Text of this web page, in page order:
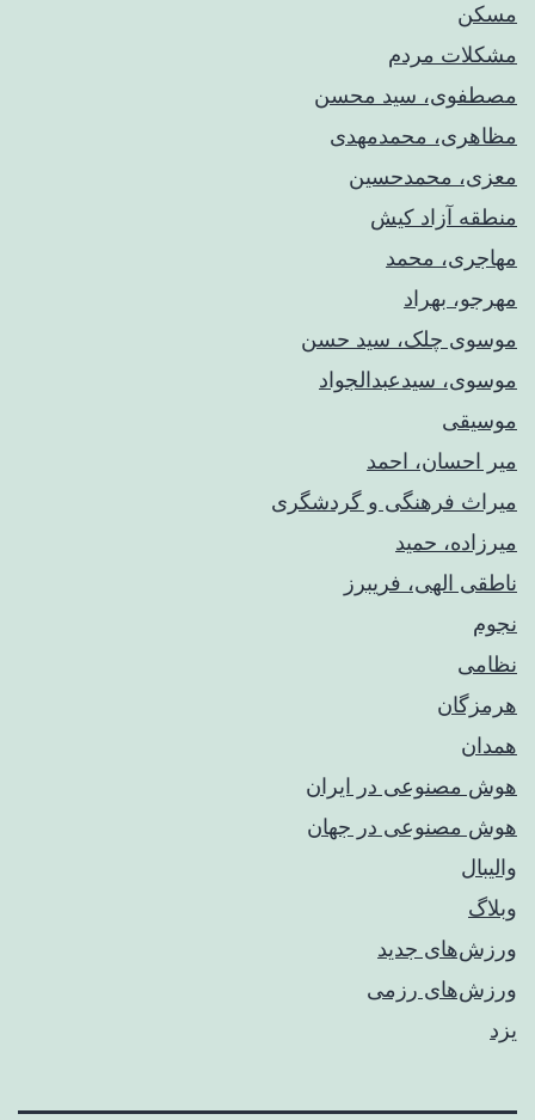
مسکن
مشکلات مردم
مصطفوی، سید محسن
مظاهری، محمدمهدی
معزی، محمدحسین
منطقه آزاد کیش
مهاجری، محمد
مهرجو، بهراد
موسوی چلک، سید حسن
موسوی، سیدعبدالجواد
موسیقی
میر احسان، احمد
میراث فرهنگی و گردشگری
میرزاده، حمید
ناطقی الهی، فریبرز
نجوم
نظامی
هرمزگان
همدان
هوش مصنوعی در ایران
هوش مصنوعی در جهان
والیبال
وبلاگ
ورزش‌های جدید
ورزش‌های رزمی
یزد